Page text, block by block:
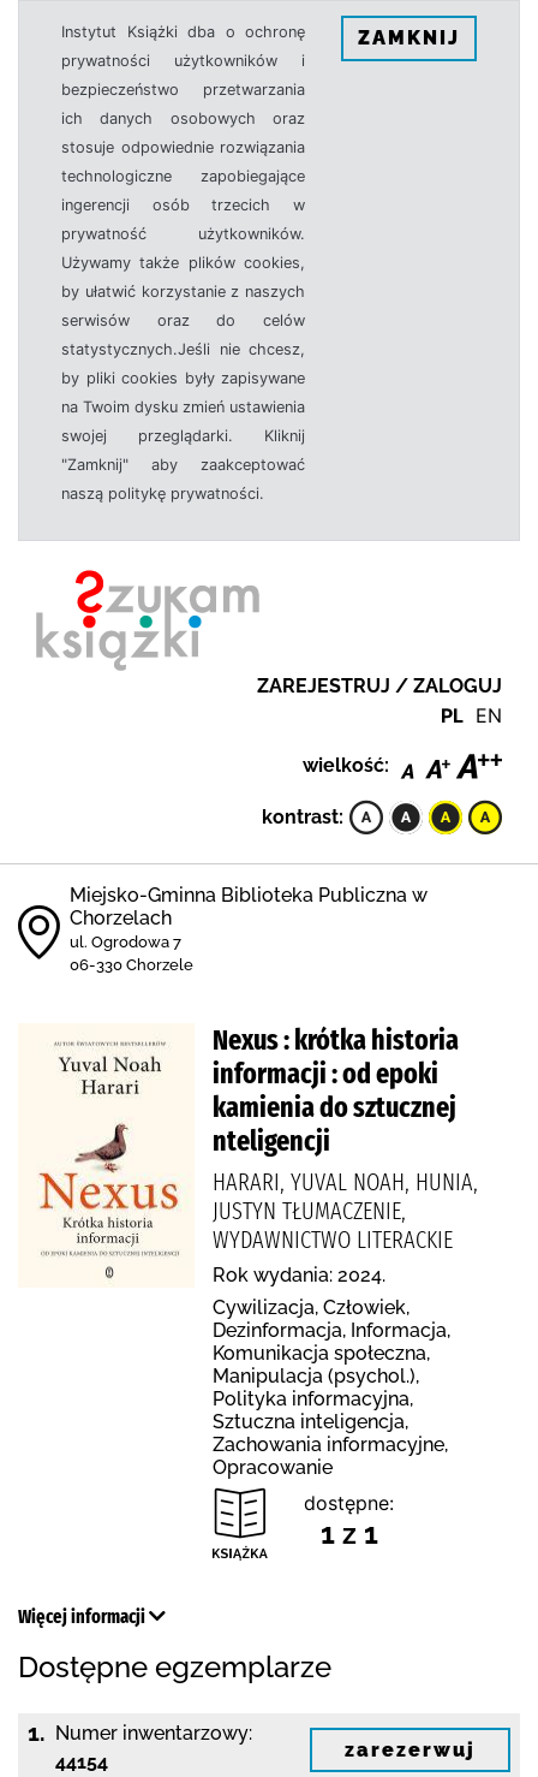
Instytut Książki dba o ochronę
prywatności użytkowników i
bezpieczeństwo przetwarzania
ich danych osobowych oraz
stosuje odpowiednie rozwiązania
technologiczne zapobiegające
ingerencji osób trzecich w
prywatność użytkowników.
Używamy także plików cookies,
by ułatwić korzystanie z naszych
serwisów oraz do celów
statystycznych.Jeśli nie chcesz,
by pliki cookies były zapisywane
na Twoim dysku zmień ustawienia
swojej przeglądarki. Kliknij
"Zamknij" aby zaakceptować
naszą politykę prywatności.
ZAMKNIJ
ZAREJESTRUJ / ZALOGUJ
PL EN
wielkość:
kontrast:
Miejsko-Gminna Biblioteka Publiczna w
Chorzelach
ul. Ogrodowa 7
06-330 Chorzele
Nexus : krótka historia
informacji : od epoki
kamienia do sztucznej
nteligencji
HARARI, YUVAL NOAH, HUNIA,
JUSTYN TŁUMACZENIE,
WYDAWNICTWO LITERACKIE
Rok wydania: 2024.
Cywilizacja, Człowiek,
Dezinformacja, Informacja,
Komunikacja społeczna,
Manipulacja (psychol.),
Polityka informacyjna,
Sztuczna inteligencja,
Zachowania informacyjne,
Opracowanie
dostępne:
1 z 1
Więcej informacji
Dostępne egzemplarze
1. Numer inwentarzowy:
44154
zarezerwuj